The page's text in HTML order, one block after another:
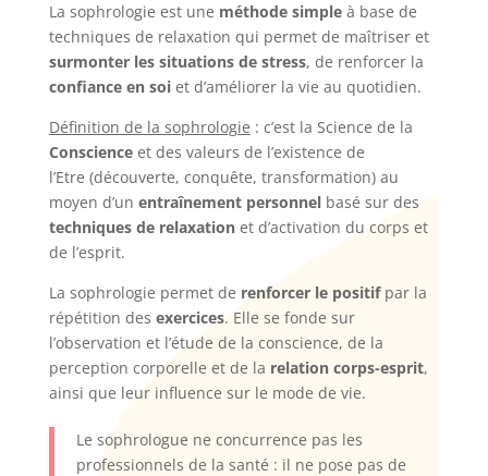
La sophrologie est une méthode simpleà base de
techniques de relaxation qui permet de maîtriser et
surmonter les situations de stress, de renforcer la
confiance en soiet d’améliorer la vie au quotidien.
Définition de la sophrologie : c’est la Science de la
Conscienceet des valeurs de l’existence de
l’Etre (découverte, conquête, transformation) au
moyen d’un entraînement personnelbasé sur des
techniques de relaxationet d’activation du corps et
de l’esprit.
La sophrologie permet de renforcer le positifpar la
répétition des exercices. Elle se fonde sur
l’observation et l’étude de la conscience, de la
perception corporelle et de la relation corps-esprit,
ainsi que leur influence sur le mode de vie.
Le sophrologue ne concurrence pas les
professionnels de la santé : il ne pose pas de